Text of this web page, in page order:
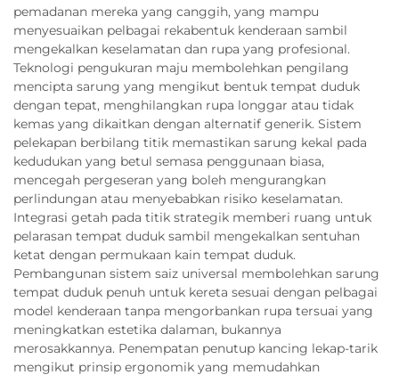
pemadanan mereka yang canggih, yang mampu
menyesuaikan pelbagai rekabentuk kenderaan sambil
mengekalkan keselamatan dan rupa yang profesional.
Teknologi pengukuran maju membolehkan pengilang
mencipta sarung yang mengikut bentuk tempat duduk
dengan tepat, menghilangkan rupa longgar atau tidak
kemas yang dikaitkan dengan alternatif generik. Sistem
pelekapan berbilang titik memastikan sarung kekal pada
kedudukan yang betul semasa penggunaan biasa,
mencegah pergeseran yang boleh mengurangkan
perlindungan atau menyebabkan risiko keselamatan.
Integrasi getah pada titik strategik memberi ruang untuk
pelarasan tempat duduk sambil mengekalkan sentuhan
ketat dengan permukaan kain tempat duduk.
Pembangunan sistem saiz universal membolehkan sarung
tempat duduk penuh untuk kereta sesuai dengan pelbagai
model kenderaan tanpa mengorbankan rupa tersuai yang
meningkatkan estetika dalaman, bukannya
merosakkannya. Penempatan penutup kancing lekap-tarik
mengikut prinsip ergonomik yang memudahkan